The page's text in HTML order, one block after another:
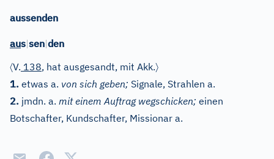
aussenden
aus|sen|den
〈V. 138, hat ausgesandt, mit Akk.〉
1. etwas a. von sich geben; Signale, Strahlen a.
2. jmdn. a. mit einem Auftrag wegschicken; einen
Botschafter, Kundschafter, Missionar a.